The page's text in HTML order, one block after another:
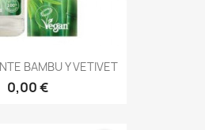
BAMBU Y VETIVET
0,00 €